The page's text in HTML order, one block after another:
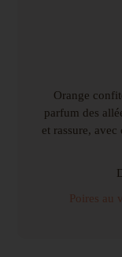
Orange
parfum des
et rassure,
Poires au